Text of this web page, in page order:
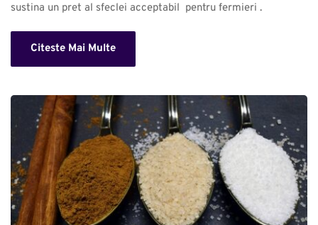
sustina un pret al sfeclei acceptabil  pentru fermieri .
Citeste Mai Multe